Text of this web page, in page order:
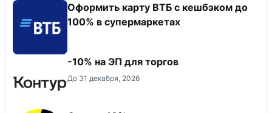
Оформить карту ВТБ с кешбэком до
100% в супермаркетах
-10% на ЭП для торгов
До 31 декабря, 2026